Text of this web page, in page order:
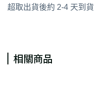
超取出貨後約 2-4 天到貨
相關商品